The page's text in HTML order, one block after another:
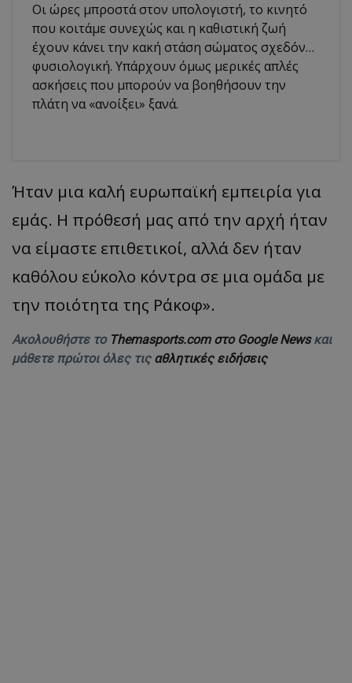
Οι ώρες μπροστά στον υπολογιστή, το κινητό
που κοιτάμε συνεχώς και η καθιστική ζωή
έχουν κάνει την κακή στάση σώματος σχεδόν…
φυσιολογική. Υπάρχουν όμως μερικές απλές
ασκήσεις που μπορούν να βοηθήσουν την
πλάτη να «ανοίξει» ξανά.
Ήταν μια καλή ευρωπαϊκή εμπειρία για
εμάς. Η πρόθεσή μας από την αρχή ήταν
να είμαστε επιθετικοί, αλλά δεν ήταν
καθόλου εύκολο κόντρα σε μια ομάδα με
την ποιότητα της Ράκοφ».
Ακολουθήστε το Themasports.com στο Google Newsκαι
μάθετε πρώτοι όλες τις αθλητικές ειδήσεις